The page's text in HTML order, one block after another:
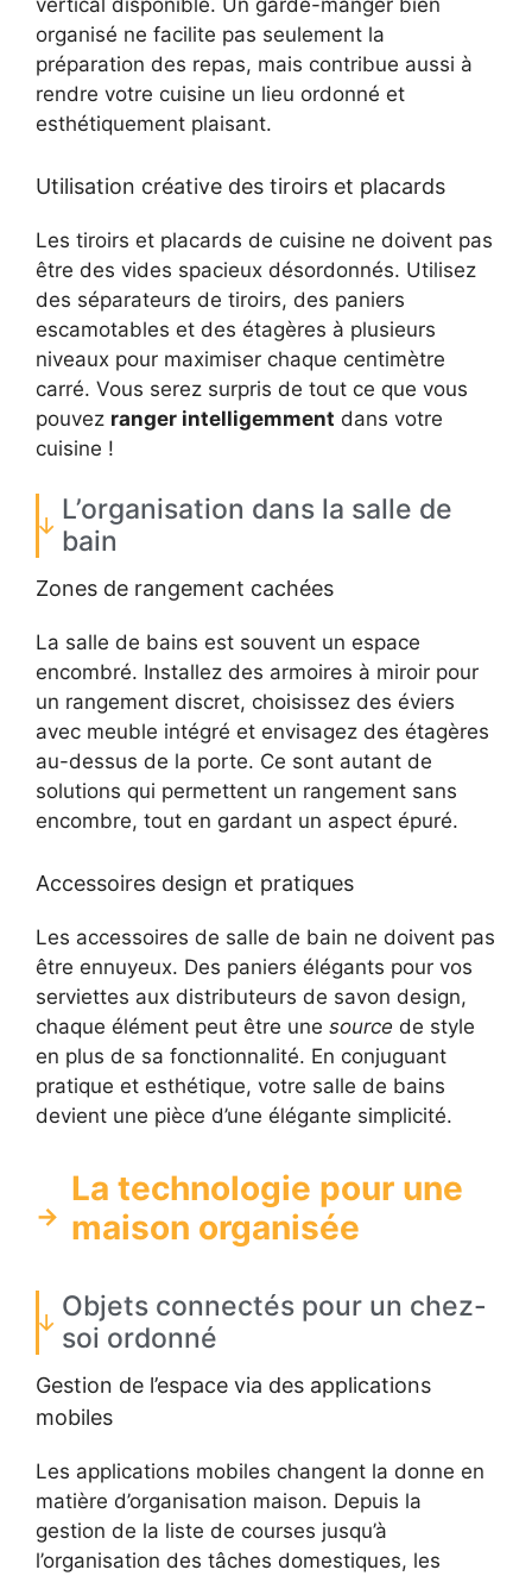
vertical disponible. Un garde-manger bien
organisé ne facilite pas seulement la
préparation des repas, mais contribue aussi à
rendre votre cuisine un lieu ordonné et
esthétiquement plaisant.
Utilisation créative des tiroirs et placards
Les tiroirs et placards de cuisine ne doivent pas
être des vides spacieux désordonnés. Utilisez
des séparateurs de tiroirs, des paniers
escamotables et des étagères à plusieurs
niveaux pour maximiser chaque centimètre
carré. Vous serez surpris de tout ce que vous
pouvez ranger intelligemment dans votre
cuisine !
L’organisation dans la salle de
bain
Zones de rangement cachées
La salle de bains est souvent un espace
encombré. Installez des armoires à miroir pour
un rangement discret, choisissez des éviers
avec meuble intégré et envisagez des étagères
au-dessus de la porte. Ce sont autant de
solutions qui permettent un rangement sans
encombre, tout en gardant un aspect épuré.
Accessoires design et pratiques
Les accessoires de salle de bain ne doivent pas
être ennuyeux. Des paniers élégants pour vos
serviettes aux distributeurs de savon design,
chaque élément peut être une source de style
en plus de sa fonctionnalité. En conjuguant
pratique et esthétique, votre salle de bains
devient une pièce d’une élégante simplicité.
La technologie pour une
maison organisée
Objets connectés pour un chez-
soi ordonné
Gestion de l’espace via des applications
mobiles
Les applications mobiles changent la donne en
matière d’organisation maison. Depuis la
gestion de la liste de courses jusqu’à
l’organisation des tâches domestiques, les